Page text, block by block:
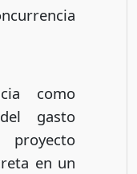
como
gasto
en un